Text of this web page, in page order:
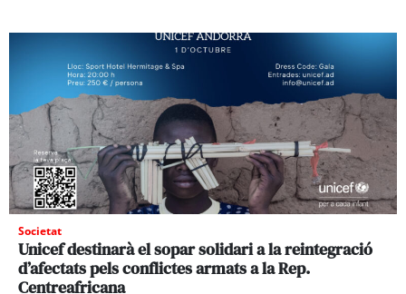
Societat
Unicef destinarà el sopar solidari a la reintegració
d’afectats pels conflictes armats a la Rep.
Centreafricana